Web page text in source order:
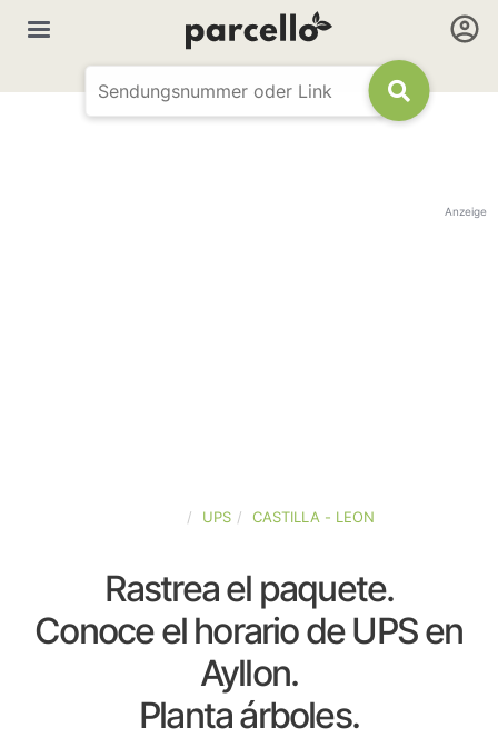
Anzeige
UPS CASTILLA - LEON
Rastrea el paquete.
Conoce el horario de UPS en
Ayllon.
Planta árboles.